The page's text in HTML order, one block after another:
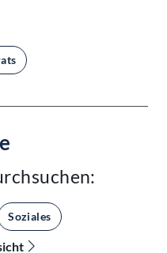
Soziales